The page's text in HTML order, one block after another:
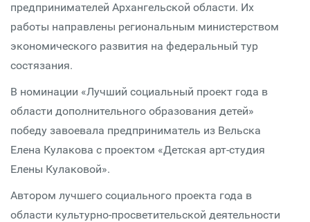
предпринимателей Архангельской области. Их
работы направлены региональным министерством
экономического развития на федеральный тур
состязания.
В номинации «Лучший социальный проект года в
области дополнительного образования детей»
победу завоевала предприниматель из Вельска
Елена Кулакова с проектом «Детская арт-студия
Елены Кулаковой».
Автором лучшего социального проекта года в
области культурно-просветительской деятельности